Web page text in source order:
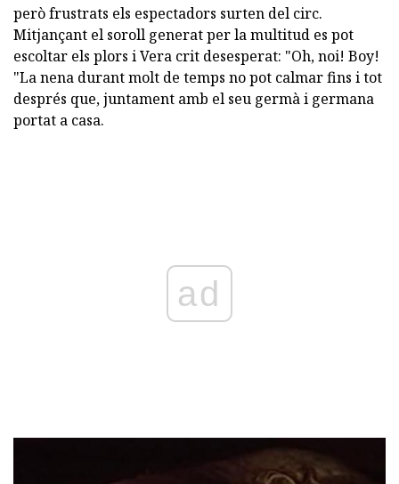
però frustrats els espectadors surten del circ.
Mitjançant el soroll generat per la multitud es pot
escoltar els plors i Vera crit desesperat: "Oh, noi! Boy!
"La nena durant molt de temps no pot calmar fins i tot
després que, juntament amb el seu germà i germana
portat a casa.
ad